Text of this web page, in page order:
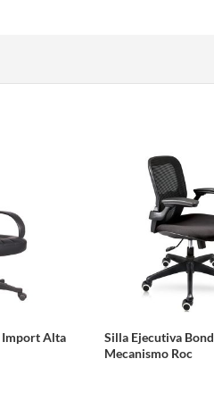
Import Alta
Silla Ejecutiva Bond
Mecanismo Roc